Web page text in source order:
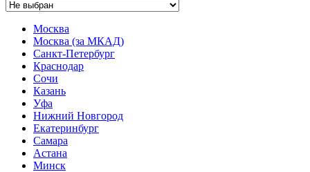
Москва
Москва (за МКАД)
Санкт-Петербург
Краснодар
Сочи
Казань
Уфа
Нижний Новгород
Екатеринбург
Самара
Астана
Минск